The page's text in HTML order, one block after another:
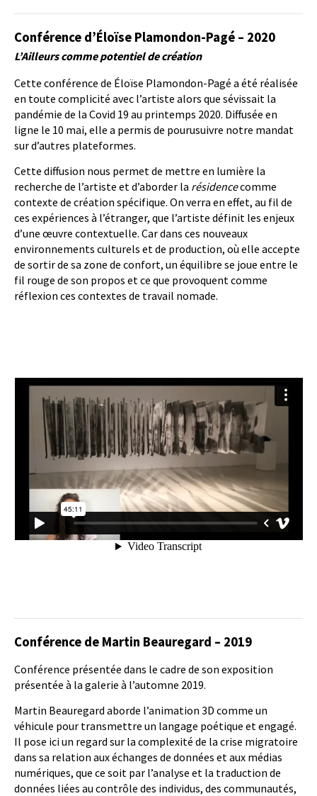
Conférence d’Éloïse Plamondon-Pagé – 2020
L’Ailleurs comme potentiel de création
Cette conférence de Éloïse Plamondon-Pagé a été réalisée
en toute complicité avec l’artiste alors que sévissait la
pandémie de la Covid 19 au printemps 2020. Diffusée en
ligne le 10 mai, elle a permis de pourusuivre notre mandat
sur d’autres plateformes.
Cette diffusion nous permet de mettre en lumière la
recherche de l’artiste et d’aborder la résidencecomme
contexte de création spécifique. On verra en effet, au fil de
ces expériences à l’étranger, que l’artiste définit les enjeux
d’une œuvre contextuelle. Car dans ces nouveaux
environnements culturels et de production, où elle accepte
de sortir de sa zone de confort, un équilibre se joue entre le
fil rouge de son propos et ce que provoquent comme
réflexion ces contextes de travail nomade.
Conférence de Martin Beauregard – 2019
Conférence présentée dans le cadre de son exposition
présentée à la galerie à l’automne 2019.
Martin Beauregard aborde l’animation 3D comme un
véhicule pour transmettre un langage poétique et engagé.
Il pose ici un regard sur la complexité de la crise migratoire
dans sa relation aux échanges de données et aux médias
numériques, que ce soit par l’analyse et la traduction de
données liées au contrôle des individus, des communautés,